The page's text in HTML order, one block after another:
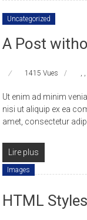
Uncategorized
A Post
1415 Vues
Ut enim ad minim
nisi ut aliquip ex ea
amet, consectetur
Lire plus
Images
HTML Styles